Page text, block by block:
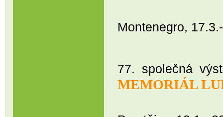
Montenegro,
77. společná
MEMORIÁL